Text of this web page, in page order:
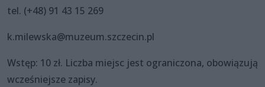
tel. (+48) 91 43 15 269
k.milewska@muzeum.szczecin.pl
Wstęp: 10 zł. Liczba miejsc jest ograniczona, obowiązują
wcześniejsze zapisy.